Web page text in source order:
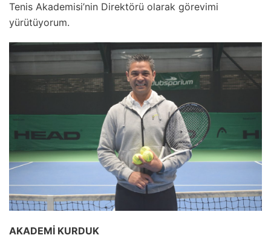
Tenis Akademisi’nin Direktörü olarak görevimi
yürütüyorum.
AKADEMİ KURDUK